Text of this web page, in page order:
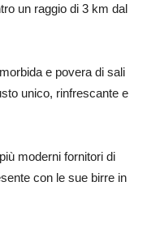
un raggio di 3 km dal
e povera di sali
unico, rinfrescante e
moderni fornitori di
con le sue birre in